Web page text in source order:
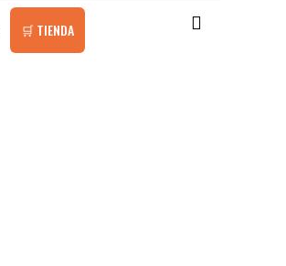
🛒 TIENDA